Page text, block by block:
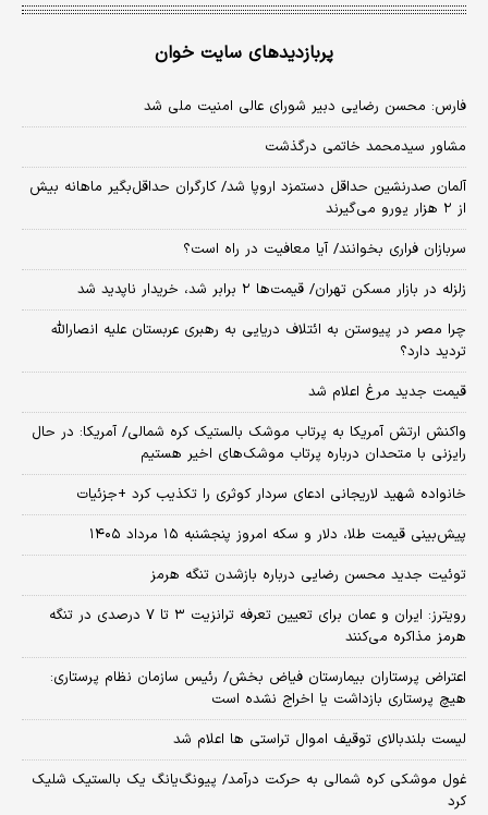
پربازدیدهای سایت خوان
فارس: محسن رضایی دبیر شورای عالی امنیت ملی شد
مشاور سیدمحمد خاتمی درگذشت
آلمان صدرنشین حداقل دستمزد اروپا شد/ کارگران حداقل‌بگیر ماهانه بیش
از ۲ هزار یورو می‌گیرند
سربازان فراری بخوانند/ آیا معافیت در راه است؟
زلزله در بازار مسکن تهران/ قیمت‌ها ۲ برابر شد، خریدار ناپدید شد
چرا مصر در پیوستن به ائتلاف دریایی به رهبری عربستان علیه انصارالله
تردید دارد؟
قیمت جدید مرغ اعلام شد
واکنش ارتش آمریکا به پرتاب موشک بالستیک کره شمالی/ آمریکا: در حال
رایزنی با متحدان درباره پرتاب موشک‌های اخیر هستیم
خانواده شهید لاریجانی ادعای سردار کوثری را تکذیب کرد +جزئیات
پیش‌بینی قیمت طلا، دلار و سکه امروز پنجشنبه ۱۵ مرداد ۱۴۰۵
توئیت جدید محسن رضایی درباره بازشدن تنگه هرمز
رویترز: ایران و عمان برای تعیین تعرفه ترانزیت ۳ تا ۷ درصدی در تنگه
هرمز مذاکره می‌کنند
اعتراض پرستاران بیمارستان فیاض بخش/ رئیس سازمان نظام پرستاری:
هیچ پرستاری بازداشت یا اخراج نشده است
لیست بلندبالای توقیف اموال تراستی ها اعلام شد
غول موشکی کره شمالی به حرکت درآمد/ پیونگ‌یانگ یک بالستیک شلیک
کرد